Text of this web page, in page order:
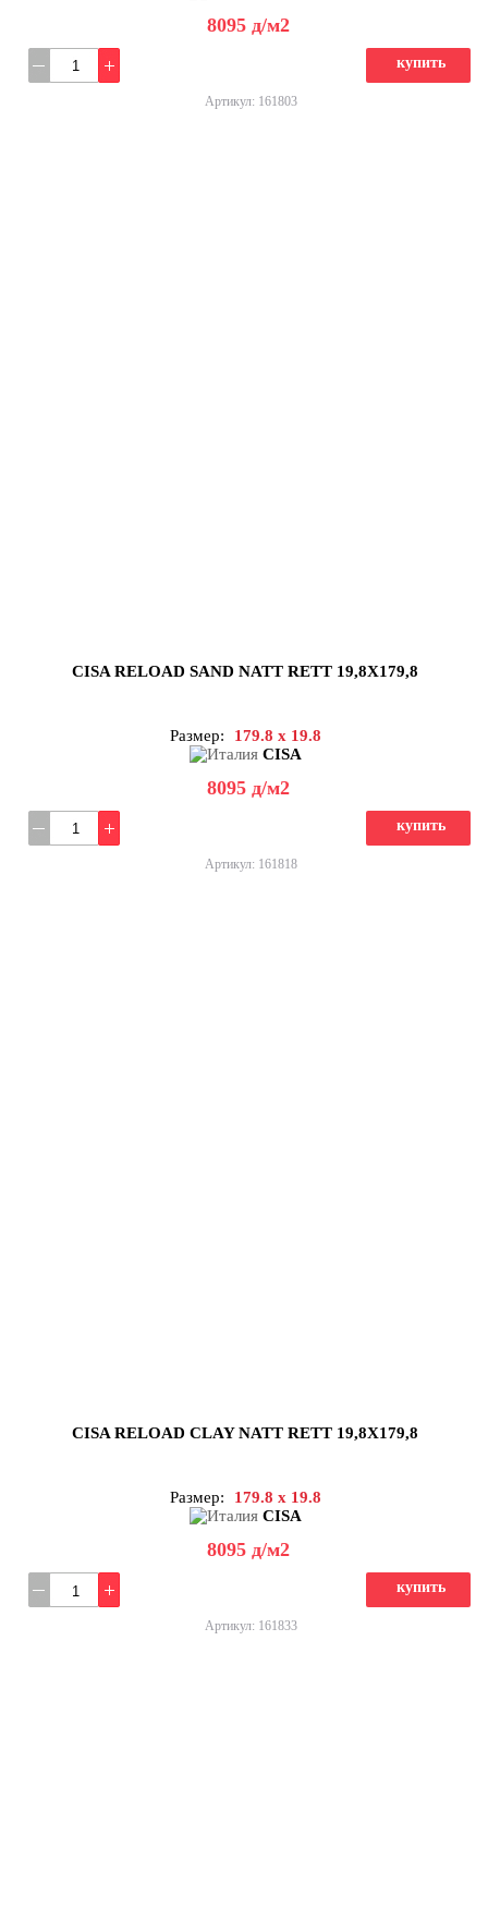
8095 д/м2
купить
Артикул: 161803
CISA RELOAD SAND NATT RETT 19,8X179,8
Размер:
179.8 x 19.8
CISA
8095 д/м2
купить
Артикул: 161818
CISA RELOAD CLAY NATT RETT 19,8X179,8
Размер:
179.8 x 19.8
CISA
8095 д/м2
купить
Артикул: 161833